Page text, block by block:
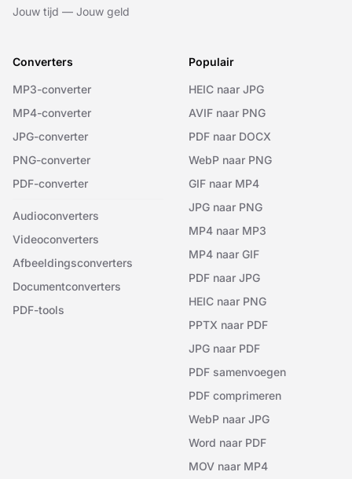
Jouw tijd — Jouw geld
Converters
MP3-converter
MP4-converter
JPG-converter
PNG-converter
PDF-converter
Audioconverters
Videoconverters
Afbeeldingsconverters
Documentconverters
PDF-tools
Populair
HEIC naar JPG
AVIF naar PNG
PDF naar DOCX
WebP naar PNG
GIF naar MP4
JPG naar PNG
MP4 naar MP3
MP4 naar GIF
PDF naar JPG
HEIC naar PNG
PPTX naar PDF
JPG naar PDF
PDF samenvoegen
PDF comprimeren
WebP naar JPG
Word naar PDF
MOV naar MP4